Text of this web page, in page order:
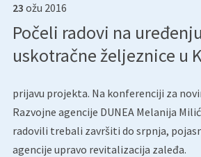
23 ožu 2016
Počeli radovi na
uskotračne željeznice u
prijavu projekta. Na konferenciji za
Razvojne agencije DUNEA Melanija
radovili trebali završiti do srpnja,
agencije upravo revitalizacija zaleđa.